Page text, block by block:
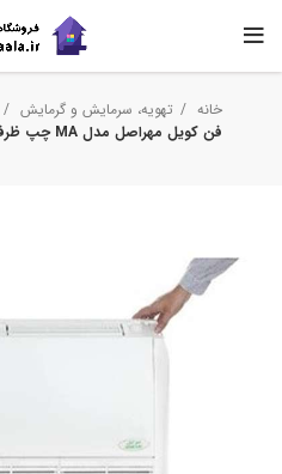
خانه تهویه، سرمایش و گرمایش
فن کویل مهراصل مدل MA چپ ظرفیت 200 فوت مکعب بر دقیقه